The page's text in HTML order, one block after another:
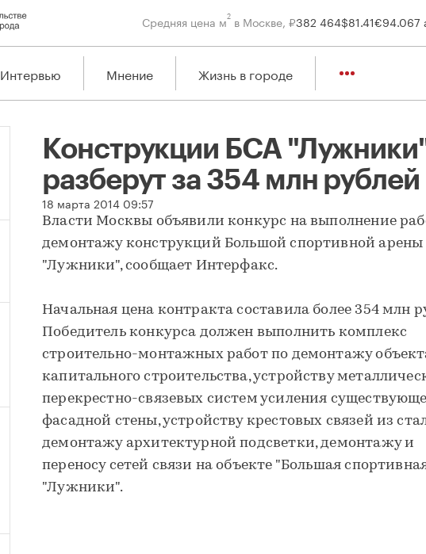
Средняя цена м2 в Москве, ₽382 464$81.41€94.067
Интервью Мнение Жизнь в городе
Конструкции БСА
разберут за 354 млн рублей
18 марта 2014 09:57
Конструкции БСА "Лужники" разберут за 354 млн рублей
Власти Москвы объявили конкурс на выполнение
демонтажу конструкций Большой спортивной арены
"Лужники", сообщает Интерфакс.
Начальная цена контракта составила более 354 млн
Победитель конкурса должен выполнить комплекс
строительно-монтажных работ по демонтажу
капитального строительства, устройству
перекрестно-связевых систем усиления
фасадной стены, устройству крестовых связей из
демонтажу архитектурной подсветки, демонтажу и
переносу сетей связи на объекте "Большая
"Лужники".